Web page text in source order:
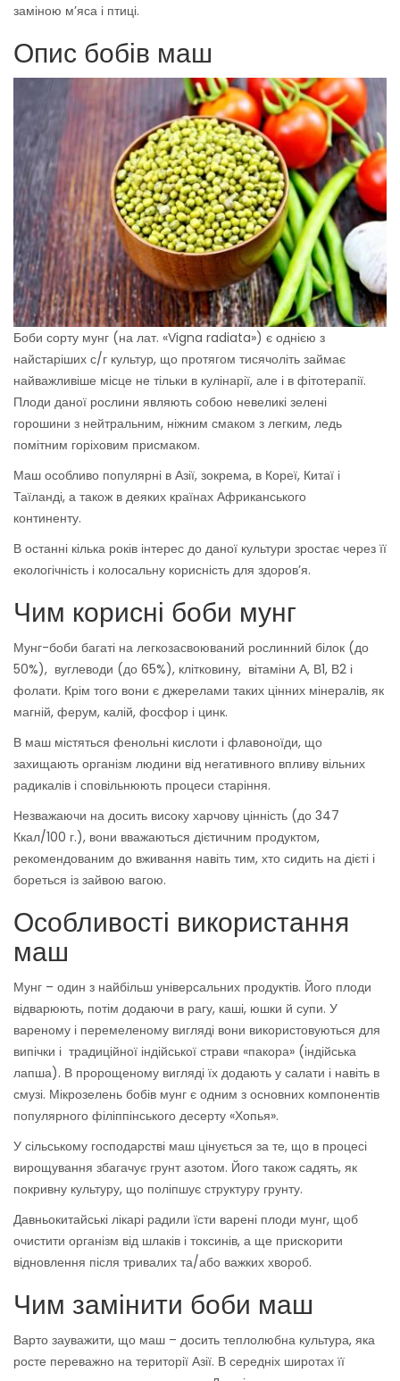
заміною м’яса і птиці.
Опис бобів маш
Боби сорту мунг (на лат. «Vigna radiata») є однією з
найстаріших с/г культур, що протягом тисячоліть займає
найважливіше місце не тільки в кулінарії, але і в фітотерапії.
Плоди даної рослини являють собою невеликі зелені
горошини з нейтральним, ніжним смаком з легким, ледь
помітним горіховим присмаком.
Маш особливо популярні в Азії, зокрема, в Кореї, Китаї і
Таїланді, а також в деяких країнах Африканського
континенту.
В останні кілька років інтерес до даної культури зростає через її
екологічність і колосальну корисність для здоров’я.
Чим корисні боби мунг
Мунг-боби багаті на легкозасвоюваний рослинний білок (до
50%), вуглеводи (до 65%), клітковину, вітаміни А, В1, В2 і
фолати. Крім того вони є джерелами таких цінних мінералів, як
магній, ферум, калій, фосфор і цинк.
В маш містяться фенольні кислоти і флавоноїди, що
захищають організм людини від негативного впливу вільних
радикалів і сповільнюють процеси старіння.
Незважаючи на досить високу харчову цінність (до 347
Ккал/100 г.), вони вважаються дієтичним продуктом,
рекомендованим до вживання навіть тим, хто сидить на дієті і
бореться із зайвою вагою.
Особливості використання
маш
Мунг – один з найбільш універсальних продуктів. Його плоди
відварюють, потім додаючи в рагу, каші, юшки й супи. У
вареному і перемеленому вигляді вони використовуються для
випічки і традиційної індійської страви «пакора» (індійська
лапша). В пророщеному вигляді їх додають у салати і навіть в
смузі. Мікрозелень бобів мунг є одним з основних компонентів
популярного філіппінського десерту «Хопья».
У сільському господарстві маш цінується за те, що в процесі
вирощування збагачує грунт азотом. Його також садять, як
покривну культуру, що поліпшує структуру грунту.
Давньокитайські лікарі радили їсти варені плоди мунг, щоб
очистити організм від шлаків і токсинів, а ще прискорити
відновлення після тривалих та/або важких хвороб.
Чим замінити боби маш
Варто зауважити, що маш – досить теплолюбна культура, яка
росте переважно на території Азії. В середніх широтах її